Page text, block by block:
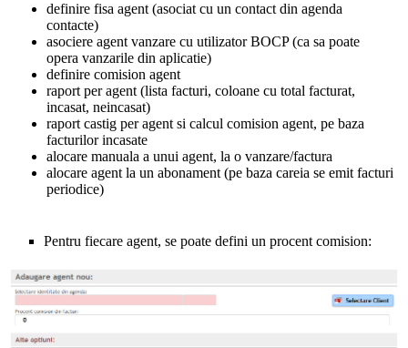
definire fisa agent (asociat cu un contact din agenda
contacte)
asociere agent vanzare cu utilizator BOCP (ca sa poate
opera vanzarile din aplicatie)
definire comision agent
raport per agent (lista facturi, coloane cu total facturat,
incasat, neincasat)
raport castig per agent si calcul comision agent, pe baza
facturilor incasate
alocare manuala a unui agent, la o vanzare/factura
alocare agent la un abonament (pe baza careia se emit facturi
periodice)
Pentru fiecare agent, se poate defini un procent comision: